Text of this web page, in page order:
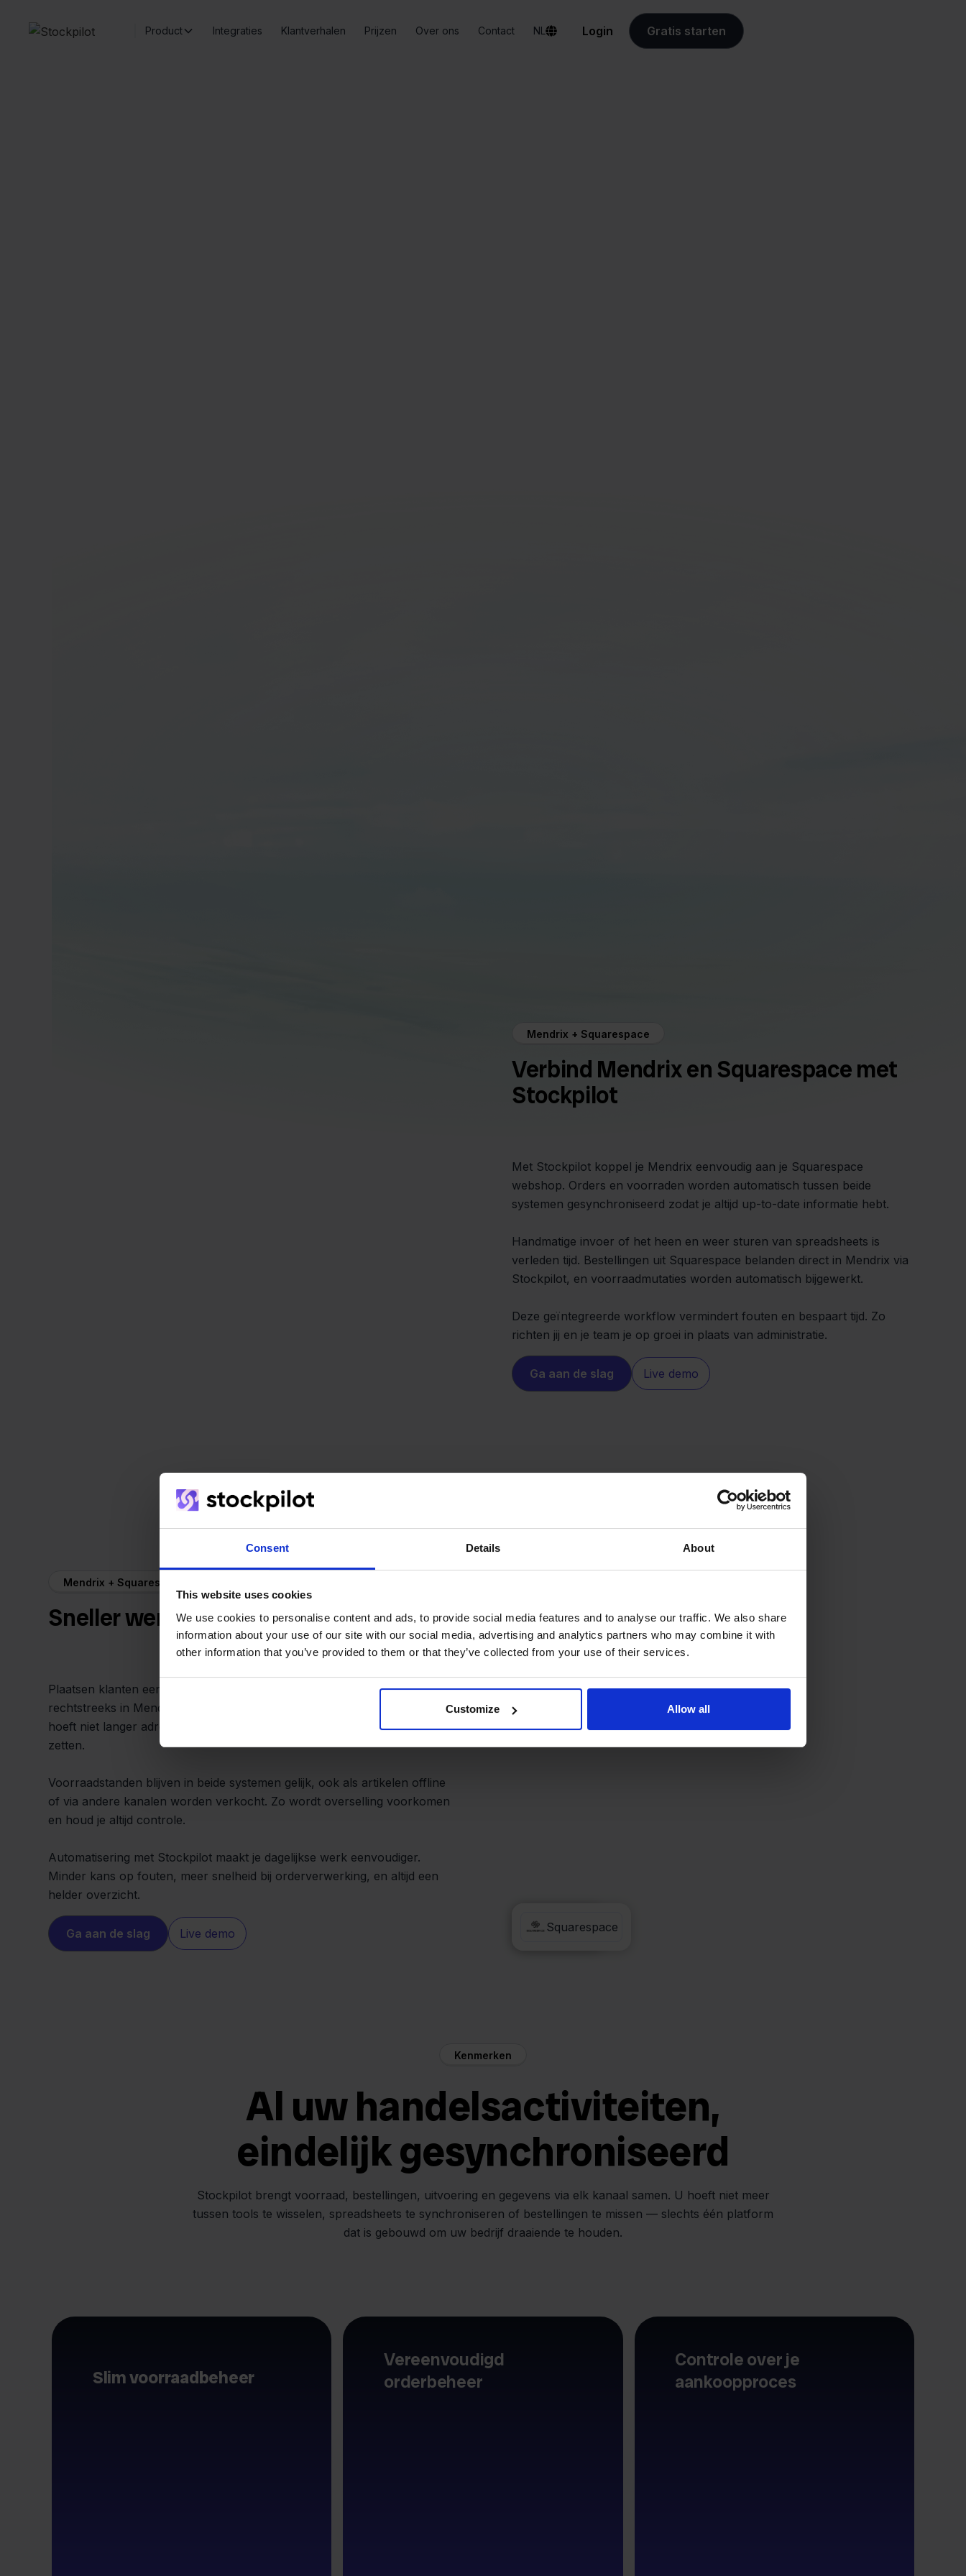
Consent Details About
This website uses cookies
We use cookies to personalise content and ads, to provide social media features and to analyse our traffic. We also share
information about your use of our site with our social media, advertising and analytics partners who may combine it with
other information that you’ve provided to them or that they’ve collected from your use of their services.
Customize Allow all
Product Integraties Klantverhalen Prijzen Over ons Contact NL Login Gratis starten
Mendrix + Squarespace
Verbind Mendrix en Squarespace met
Stockpilot
Met Stockpilot koppel je Mendrix eenvoudig aan je Squarespace
webshop. Orders en voorraden worden automatisch tussen beide
systemen gesynchroniseerd zodat je altijd up-to-date informatie hebt.
Handmatige invoer of het heen en weer sturen van spreadsheets is
verleden tijd. Bestellingen uit Squarespace belanden direct in Mendrix via
Stockpilot, en voorraadmutaties worden automatisch bijgewerkt.
Deze geïntegreerde workflow vermindert fouten en bespaart tijd. Zo
richten jij en je team je op groei in plaats van administratie.
Ga aan de slag Live demo
Mendrix + Squarespace
Sneller werken zonder dubbel werk
Plaatsen klanten een bestelling in Squarespace? Stockpilot zorgt dat deze
rechtstreeks in Mendrix verschijnt, samen met alle klantgegevens. Je
hoeft niet langer adressen over te typen of orders handmatig over te
zetten.
Voorraadstanden blijven in beide systemen gelijk, ook als artikelen offline
of via andere kanalen worden verkocht. Zo wordt overselling voorkomen
en houd je altijd controle.
Automatisering met Stockpilot maakt je dagelijkse werk eenvoudiger.
Minder kans op fouten, meer snelheid bij orderverwerking, en altijd een
helder overzicht.
Ga aan de slag Live demo Mendrix
Squarespace
Kenmerken
Al uw handelsactiviteiten,
eindelijk gesynchroniseerd
Stockpilot brengt voorraad, bestellingen, uitvoering en gegevens via elk kanaal samen. U hoeft niet meer
tussen tools te wisselen, spreadsheets te synchroniseren of bestellingen te missen — slechts één platform
dat is gebouwd om uw bedrijf draaiende te houden.
Slim voorraadbeheer
Vereenvoudigd
orderbeheer
Controle over je
aankoopproces